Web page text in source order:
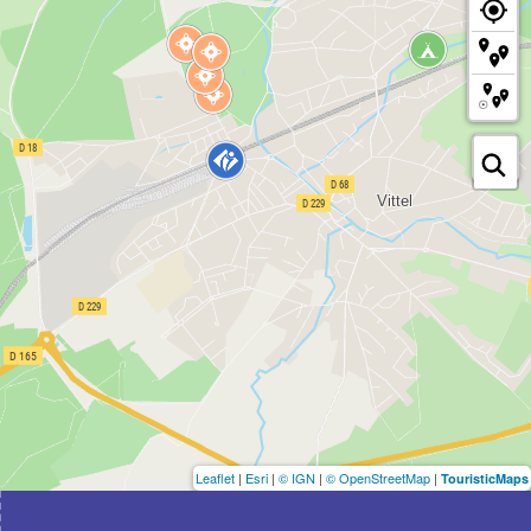
Leaflet | Esri | © IGN | © OpenStreetMap | TouristicMaps